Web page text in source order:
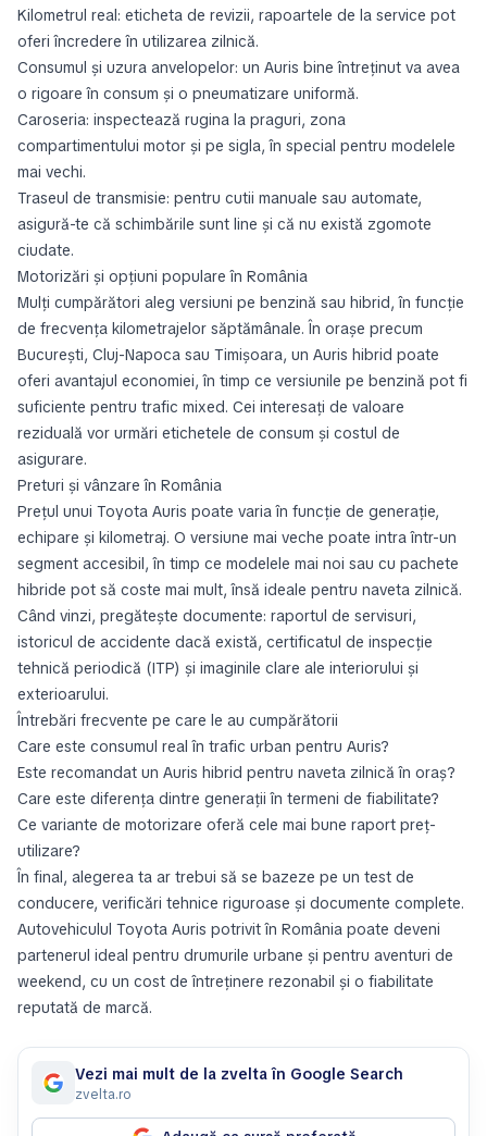
Kilometrul real: eticheta de revizii, rapoartele de la service pot
oferi încredere în utilizarea zilnică.
Consumul și uzura anvelopelor: un Auris bine întreținut va avea
o rigoare în consum și o pneumatizare uniformă.
Caroseria: inspectează rugina la praguri, zona
compartimentului motor și pe sigla, în special pentru modelele
mai vechi.
Traseul de transmisie: pentru cutii manuale sau automate,
asigură-te că schimbările sunt line și că nu există zgomote
ciudate.
Motorizări și opțiuni populare în România
Mulți cumpărători aleg versiuni pe benzină sau hibrid, în funcție
de frecvența kilometrajelor săptămânale. În orașe precum
București, Cluj-Napoca sau Timișoara, un Auris hibrid poate
oferi avantajul economiei, în timp ce versiunile pe benzină pot fi
suficiente pentru trafic mixed. Cei interesați de valoare
reziduală vor urmări etichetele de consum și costul de
asigurare.
Preturi și vânzare în România
Prețul unui Toyota Auris poate varia în funcție de generație,
echipare și kilometraj. O versiune mai veche poate intra într-un
segment accesibil, în timp ce modelele mai noi sau cu pachete
hibride pot să coste mai mult, însă ideale pentru naveta zilnică.
Când vinzi, pregătește documente: raportul de servisuri,
istoricul de accidente dacă există, certificatul de inspecție
tehnică periodică (ITP) și imaginile clare ale interiorului și
exterioarului.
Întrebări frecvente pe care le au cumpărătorii
Care este consumul real în trafic urban pentru Auris?
Este recomandat un Auris hibrid pentru naveta zilnică în oraș?
Care este diferența dintre generații în termeni de fiabilitate?
Ce variante de motorizare oferă cele mai bune raport preț-
utilizare?
În final, alegerea ta ar trebui să se bazeze pe un test de
conducere, verificări tehnice riguroase și documente complete.
Autovehiculul Toyota Auris potrivit în România poate deveni
partenerul ideal pentru drumurile urbane și pentru aventuri de
weekend, cu un cost de întreținere rezonabil și o fiabilitate
reputată de marcă.
Vezi mai mult de la zvelta în Google Search
zvelta.ro